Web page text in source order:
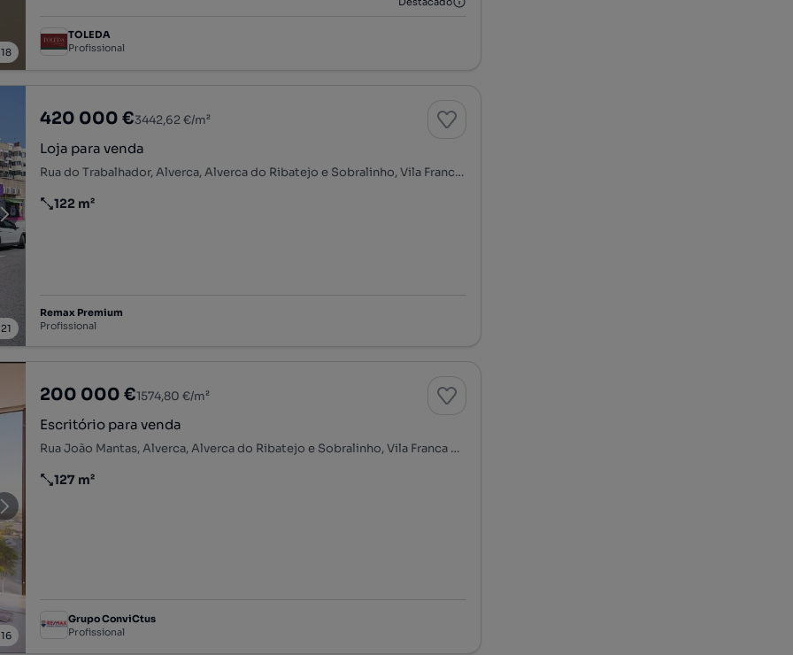
18
TOLEDA
Profissional
21
420 000 €3442,62 €/m²
Loja para venda
Rua do Trabalhador, Alverca, Alverca do Ribatejo e Sobralinho, Vila Franca de Xira, Lisboa
Preço por metro quadrado
122 m²
Remax Premium
Profissional
16
200 000 €1574,80 €/m²
Escritório para venda
Rua João Mantas, Alverca, Alverca do Ribatejo e Sobralinho, Vila Franca de Xira, Lisboa
Preço por metro quadrado
127 m²
Grupo ConviCtus
Profissional